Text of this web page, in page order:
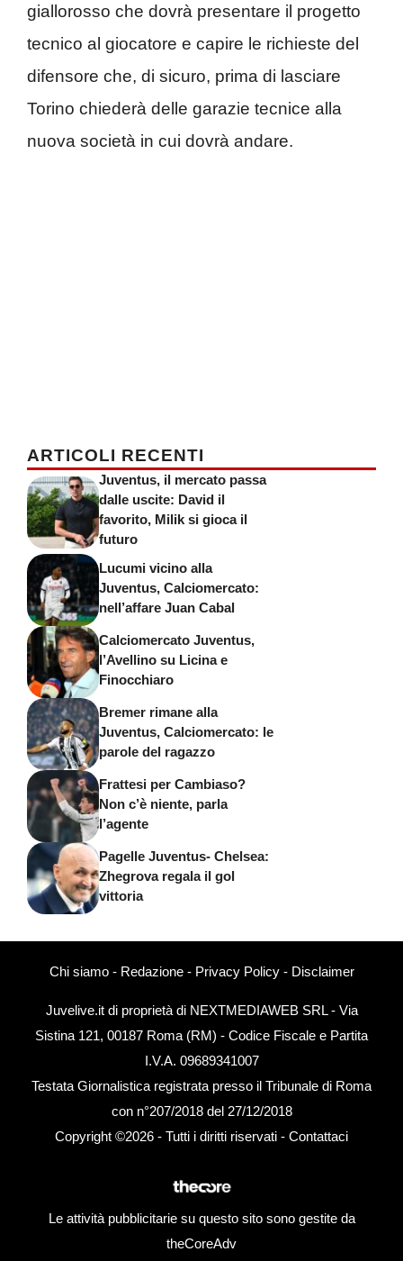
giallorosso che dovrà presentare il progetto
tecnico al giocatore e capire le richieste del
difensore che, di sicuro, prima di lasciare
Torino chiederà delle garazie tecnice alla
nuova società in cui dovrà andare.
ARTICOLI RECENTI
Juventus, il mercato passa
dalle uscite: David il
favorito, Milik si gioca il
futuro
Lucumi vicino alla
Juventus, Calciomercato:
nell’affare Juan Cabal
Calciomercato Juventus,
l’Avellino su Licina e
Finocchiaro
Bremer rimane alla
Juventus, Calciomercato: le
parole del ragazzo
Frattesi per Cambiaso?
Non c’è niente, parla
l’agente
Pagelle Juventus- Chelsea:
Zhegrova regala il gol
vittoria
Chi siamo- Redazione- Privacy Policy- Disclaimer
Juvelive.it di proprietà di NEXTMEDIAWEB SRL - Via
Sistina 121, 00187 Roma (RM) - Codice Fiscale e Partita
I.V.A. 09689341007
Testata Giornalistica registrata presso il Tribunale di Roma
con n°207/2018 del 27/12/2018
Copyright ©2026 - Tutti i diritti riservati - Contattaci
Le attività pubblicitarie su questo sito sono gestite da
theCoreAdv